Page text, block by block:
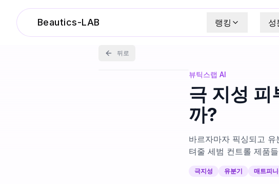
Beautics-LAB 랭킹 성
뒤로
뷰틱스랩 AI
극 지성 피
까?
바르자마자 픽싱되고
텨줄 세범 컨트롤 제품
극지성 유분기 매트피